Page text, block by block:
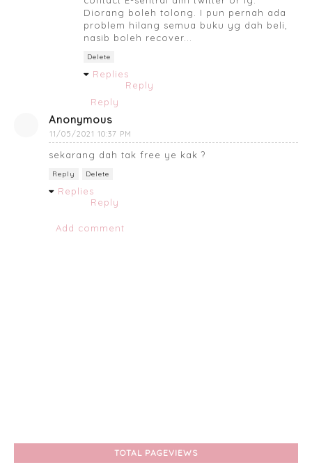
Diorang boleh tolong. I pun pernah ada
problem hilang semua buku yg dah beli,
nasib boleh recover...
Delete
Replies
Reply
Reply
Anonymous
11/05/2021 10:37 PM
sekarang dah tak free ye kak ?
Reply Delete
Replies
Reply
Add comment
TOTAL PAGEVIEWS